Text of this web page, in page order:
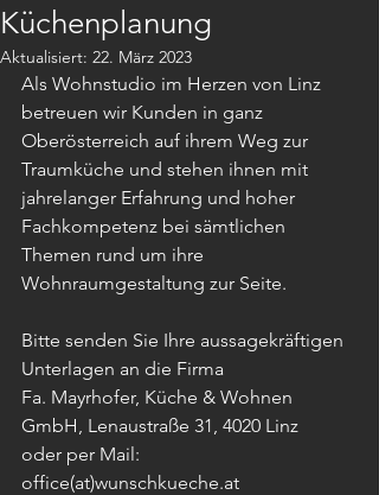
Küchenplanung
Aktualisiert: 22. März 2023
Als Wohnstudio im Herzen von Linz
betreuen wir Kunden in ganz
Oberösterreich auf ihrem Weg zur
Traumküche und stehen ihnen mit
jahrelanger Erfahrung und hoher
Fachkompetenz bei sämtlichen
Themen rund um ihre
Wohnraumgestaltung zur Seite.
Bitte senden Sie Ihre aussagekräftigen
Unterlagen an die Firma
Fa. Mayrhofer, Küche & Wohnen
GmbH, Lenaustraße 31, 4020 Linz
oder per Mail:
office(at)wunschkueche.at